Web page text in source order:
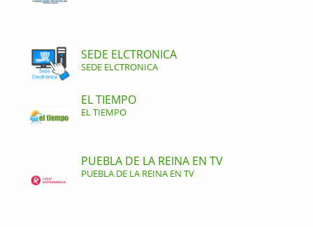
SEDE ELCTRONICA
SEDE ELCTRONICA
EL TIEMPO
EL TIEMPO
PUEBLA DE LA REINA EN TV
PUEBLA DE LA REINA EN TV